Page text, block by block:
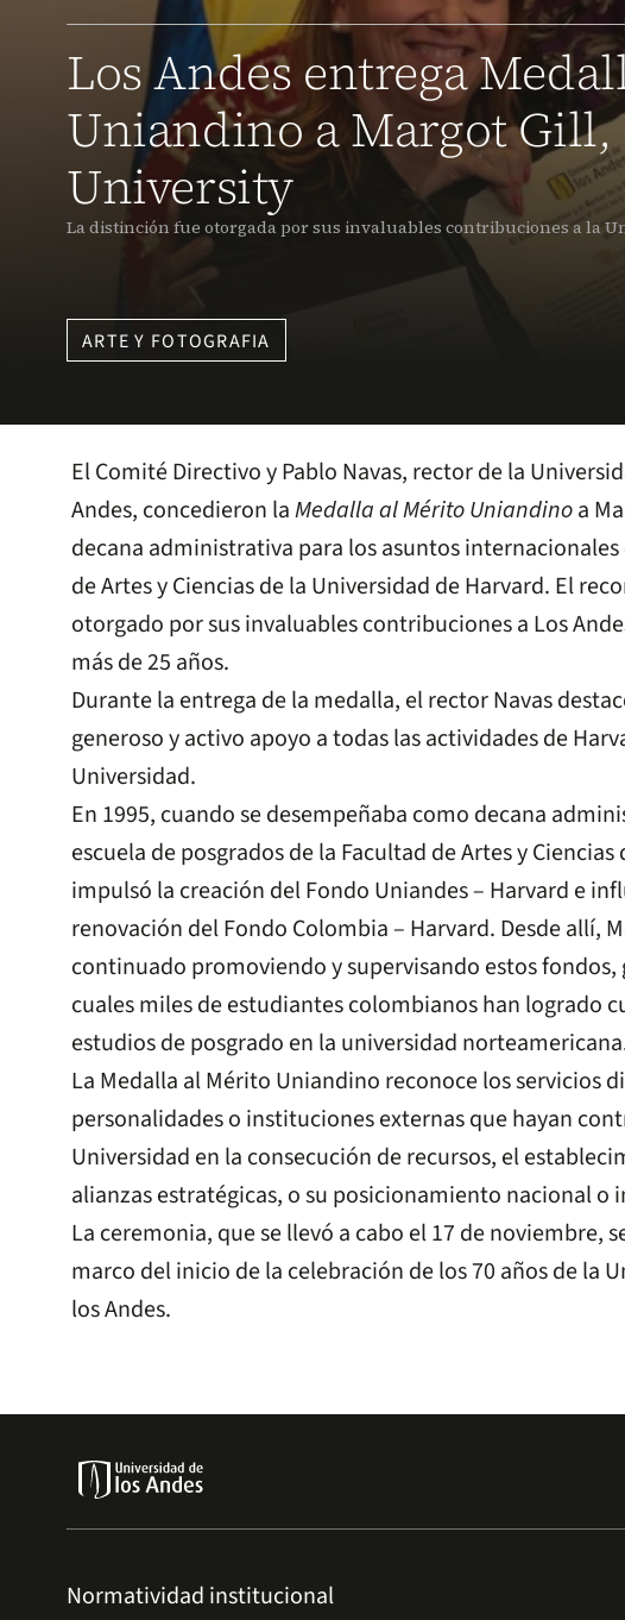
Los Andes entrega
Uniandino a Margot Gill,
University
La distinción fue otorgada por sus invaluables contribuciones a la
ARTE Y FOTOGRAFIA
El Comité Directivo y Pablo Navas, rector de la
Andes, concedieron laMedalla al Mérito Uniandinoa
decana administrativa para los asuntos internacionales
de Artes y Ciencias de la Universidad de Harvard. El
otorgado por sus invaluables contribuciones a Los
más de 25 años.
Durante la entrega de la medalla, el rector Navas
generoso y activo apoyo a todas las actividades de
Universidad.
En 1995, cuando se desempeñaba como decana
escuela de posgrados de la Facultad de Artes y
impulsó la creación del Fondo Uniandes – Harvard e
renovación del Fondo Colombia – Harvard. Desde allí,
continuado promoviendo y supervisando estos fondos,
cuales miles de estudiantes colombianos han logrado
estudios de posgrado en la universidad
La Medalla al Mérito Uniandino reconoce los servicios
personalidades o instituciones externas que hayan
Universidad en la consecución de recursos, el
alianzas estratégicas, o su posicionamiento nacional o
La ceremonia, que se llevó a cabo el 17 de noviembre,
marco del inicio de la celebración de los 70 años de la
los Andes.
Normatividad institucional